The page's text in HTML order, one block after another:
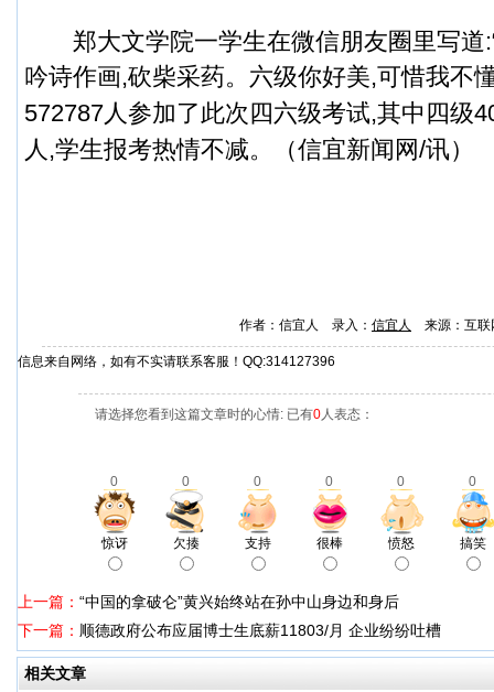
郑大文学院一学生在微信朋友圈里写道
吟诗作画,砍柴采药。六级你好美,可惜我不
572787人参加了此次四六级考试,其中四级
人,学生报考热情不减。（信宜新闻 网/讯）
作者：信宜人 录入： 信宜人 来源：互
信息来自网络，如有不实请联系客服！QQ:314127396
请选择您看到这篇文章时的心情: 已有0人表态：
0 0 0 0 0 0
惊讶 欠揍 支持 很棒 愤怒 搞笑
上一篇： “中国的拿破仑”黄兴始终站在孙中山身边和身后
下一篇： 顺德政府公布应届博士生底薪11803/月 企业纷纷吐槽
相关文章